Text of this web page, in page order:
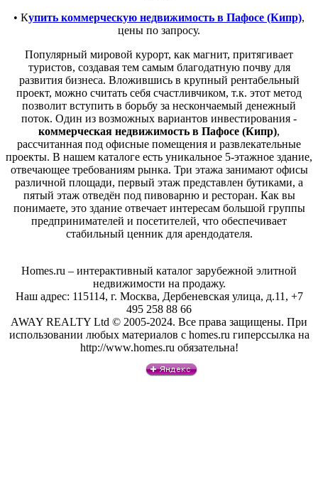
• Купить коммерческую недвижимость в Пафосе (Кипр),
цены по запросу.
Популярный мировой курорт, как магнит, притягивает
туристов, создавая тем самым благодатную почву для
развития бизнеса. Вложившись в крупный рентабельный
проект, можно считать себя счастливчиком, т.к. этот метод
позволит вступить в борьбу за нескончаемый денежный
поток. Один из возможных вариантов инвестирования -
коммерческая недвижимость в Пафосе (Кипр),
рассчитанная под офисные помещения и развлекательные
проекты. В нашем каталоге есть уникальное 5-этажное здание,
отвечающее требованиям рынка. Три этажа занимают офисы
различной площади, первый этаж представлен бутиками, а
пятый этаж отведён под пивоварню и ресторан. Как вы
понимаете, это здание отвечает интересам большой группы
предпринимателей и посетителей, что обеспечивает
стабильный ценник для арендодателя.
Homes.ru – интерактивный каталог зарубежной элитной
недвижимости на продажу.
Наш адрес: 115114, г. Москва, Дербеневская улица, д.11, +7
495 258 88 66
AWAY REALTY Ltd © 2005-2024. Все права защищены. При
использовании любых материалов с homes.ru гиперссылка на
http://www.homes.ru обязательна!